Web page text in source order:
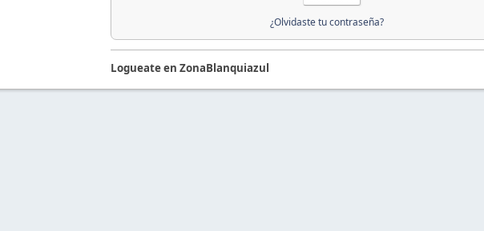
¿Olvidaste tu contraseña?
Logueate en ZonaBlanquiazul